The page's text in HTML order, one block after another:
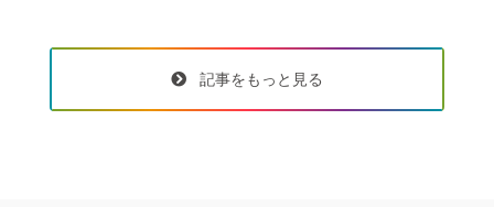
記事をもっと見る